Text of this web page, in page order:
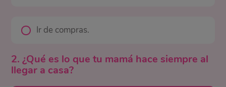
Ir de compras.
2. ¿Qué es lo que tu mamá hace siempre al
llegar a casa?